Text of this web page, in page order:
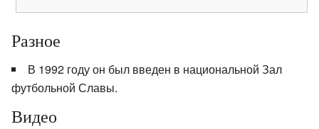
Разное
В 1992 году он был введен в национальной Зал
футбольной Славы.
Видео